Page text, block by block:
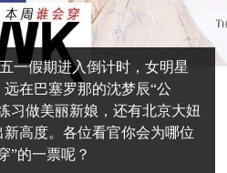
一假期进入倒计时，女明星
在巴塞罗那的沈梦辰“公
习做美丽新娘，还有北京大妞
高度。各位看官你会为哪位
”的一票呢？